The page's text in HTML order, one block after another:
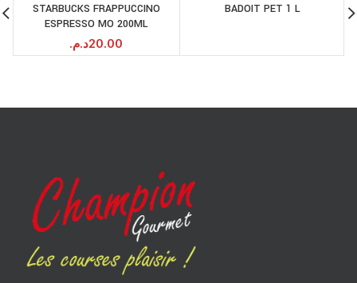
STARBUCKS FRAPPUCCINO
ESPRESSO MO 200ML
20.00د.م.
BADOIT PET 1 L